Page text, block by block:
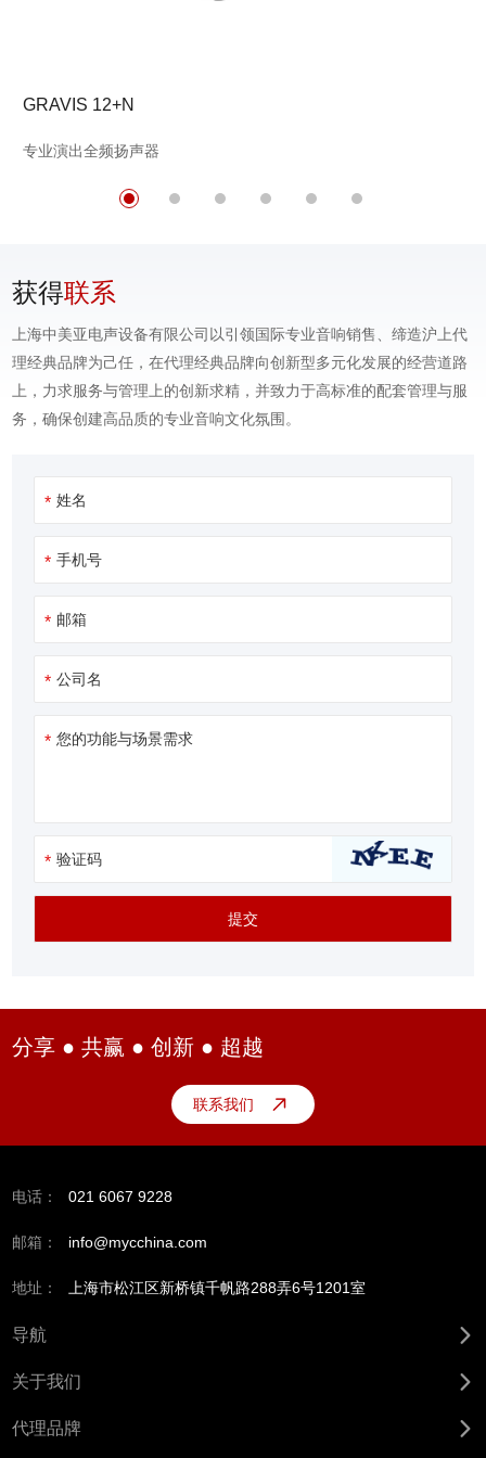
GRAVIS 12+N
专业演出全频扬声器
获得联系
上海中美亚电声设备有限公司以引领国际专业音响销售、缔造沪上代
理经典品牌为己任，在代理经典品牌向创新型多元化发展的经营道路
上，力求服务与管理上的创新求精，并致力于高标准的配套管理与服
务，确保创建高品质的专业音响文化氛围。
分享 ● 共赢 ● 创新 ● 超越
联系我们
电话： 021 6067 9228
邮箱： info@mycchina.com
地址： 上海市松江区新桥镇千帆路288弄6号1201室
导航
关于我们
代理品牌